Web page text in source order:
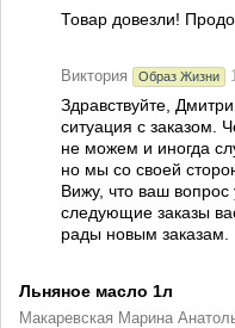
Товар довезли!
Виктория Образ Жизни
Здравствуйте,
ситуация с заказом.
не можем и иногда
но мы со своей
Вижу, что ваш
следующие заказы
рады новым заказам.
Льняное масло 1л
Макаревская Марина